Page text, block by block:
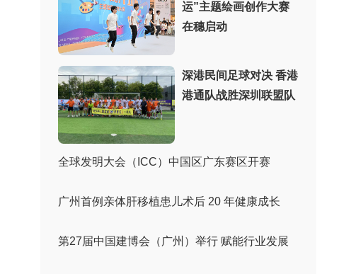
运”主题绘画创作大赛
在穗启动
深港民间足球对决 香港
港通队战胜深圳联盟队
全球发明大会（ICC）中国区广东赛区开赛
广州首例亲体肝移植患儿术后 20 年健康成长
第27届中国建博会（广州）举行 赋能行业发展